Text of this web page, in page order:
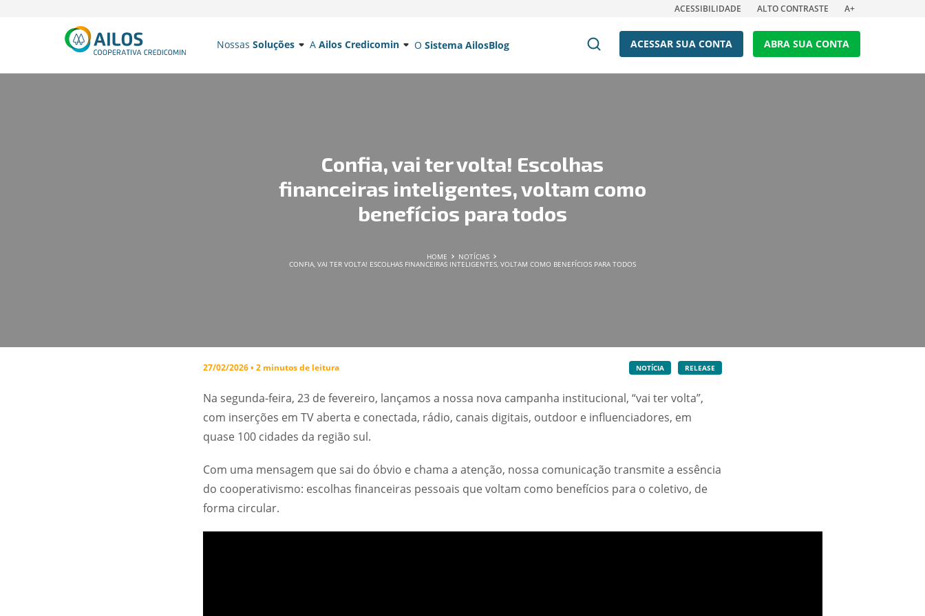
ACESSIBILIDADE ALTO CONTRASTE A+
Nossas Soluções A Ailos Credicomin O Sistema AilosBlog ACESSAR SUA CONTA ABRA SUA CONTA
Confia, vai ter volta! Escolhas
financeiras inteligentes, voltam como
benefícios para todos
HOME
NOTÍCIAS
CONFIA, VAI TER VOLTA! ESCOLHAS FINANCEIRAS INTELIGENTES, VOLTAM COMO BENEFÍCIOS PARA TODOS
27/02/2026 • 2 minutos de leitura NOTÍCIA RELEASE
Na segunda-feira, 23 de fevereiro, lançamos a nossa nova campanha institucional, “vai ter volta”,
com inserções em TV aberta e conectada, rádio, canais digitais, outdoor e influenciadores, em
quase 100 cidades da região sul.
Com uma mensagem que sai do óbvio e chama a atenção, nossa comunicação transmite a essência
do cooperativismo: escolhas financeiras pessoais que voltam como benefícios para o coletivo, de
forma circular.